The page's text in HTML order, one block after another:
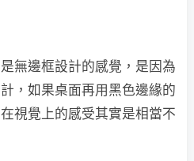
無邊框設計的感覺，是因為
，如果桌面再用黑色邊緣的
視覺上的感受其實是相當不